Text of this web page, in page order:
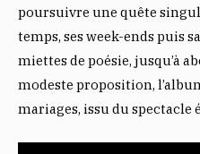
poursuivre une quête
temps, ses week-ends puis
miettes de poésie, jusqu’à
modeste proposition,
mariages, issu du spectacle